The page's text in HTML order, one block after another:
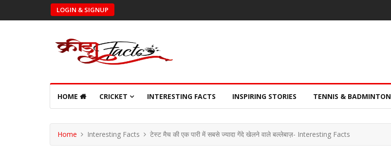
LOGIN & SIGNUP
HOME CRICKET INTERESTING FACTS INSPIRING STORIES TENNIS & BADMINTON
Home Interesting Facts टेस्ट मैच की एक पारी में सबसे ज्यादा गेंदे खेलने वाले बल्लेबाज़- Interesting Facts